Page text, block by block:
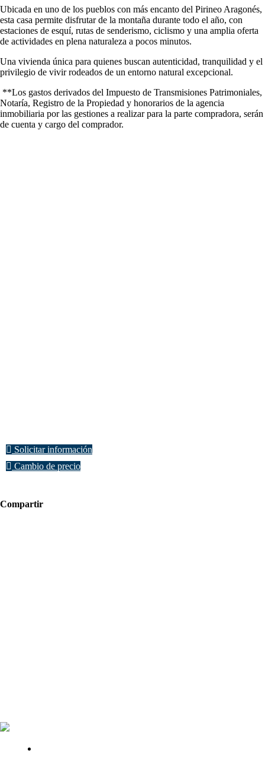
Ubicada en uno de los pueblos con más encanto del Pirineo Aragonés,
esta casa permite disfrutar de la montaña durante todo el año, con
estaciones de esquí, rutas de senderismo, ciclismo y una amplia oferta
de actividades en plena naturaleza a pocos minutos.
Una vivienda única para quienes buscan autenticidad, tranquilidad y el
privilegio de vivir rodeados de un entorno natural excepcional.
**Los gastos derivados del Impuesto de Transmisiones Patrimoniales,
Notaría, Registro de la Propiedad y honorarios de la agencia
inmobiliaria por las gestiones a realizar para la parte compradora, serán
de cuenta y cargo del comprador.
Solicitar información
Cambio de precio
Compartir